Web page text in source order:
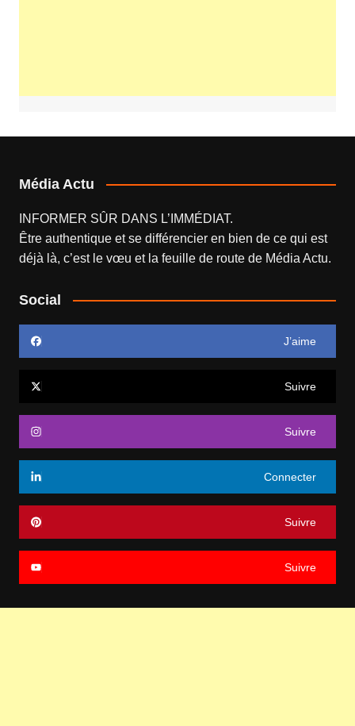
Média Actu
INFORMER SÛR DANS L’IMMÉDIAT.
Être authentique et se différencier en bien de ce qui est
déjà là, c’est le vœu et la feuille de route de Média Actu.
Social
J’aime
Suivre
Suivre
Connecter
Suivre
Suivre